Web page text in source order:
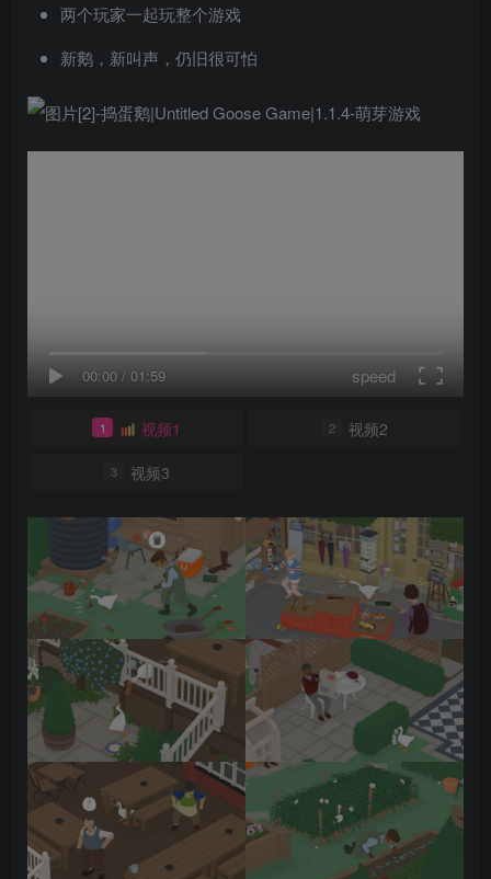
两个玩家一起玩整个游戏
新鹅，新叫声，仍旧很可怕
00:00 / 01:59 speed
1 视频1 2 视频2
3 视频3